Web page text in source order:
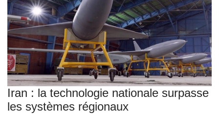
Iran : la technologie nationale surpasse
les systèmes régionaux